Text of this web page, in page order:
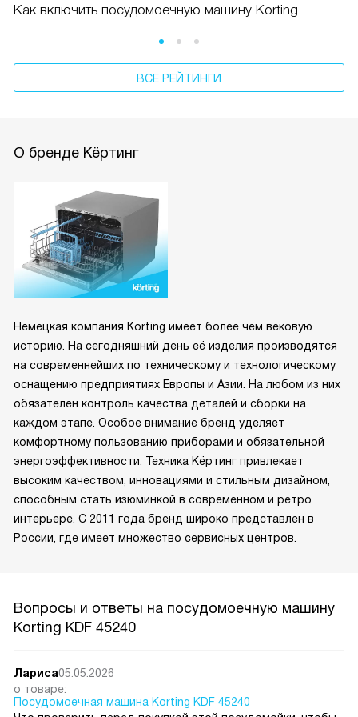
Как включить посудомоечную машину Korting
ВСЕ РЕЙТИНГИ
О бренде Кёртинг
Немецкая компания Korting имеет более чем вековую
историю. На сегодняшний день её изделия производятся
на современнейших по техническому и технологическому
оснащению предприятиях Европы и Азии. На любом из них
обязателен контроль качества деталей и сборки на
каждом этапе. Особое внимание бренд уделяет
комфортному пользованию приборами и обязательной
энергоэффективности. Техника Кёртинг привлекает
высоким качеством, инновациями и стильным дизайном,
способным стать изюминкой в современном и ретро
интерьере. С 2011 года бренд широко представлен в
России, где имеет множество сервисных центров.
Вопросы и ответы на посудомоечную машину
Korting KDF 45240
Лариса05.05.2026
о товаре:
Посудомоечная машина Korting KDF 45240